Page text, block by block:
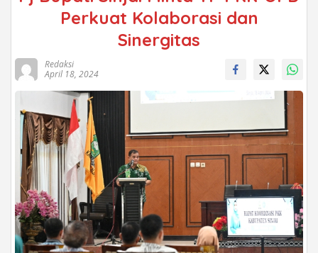
Perkuat Kolaborasi dan
Sinergitas
Redaksi
April 18, 2024